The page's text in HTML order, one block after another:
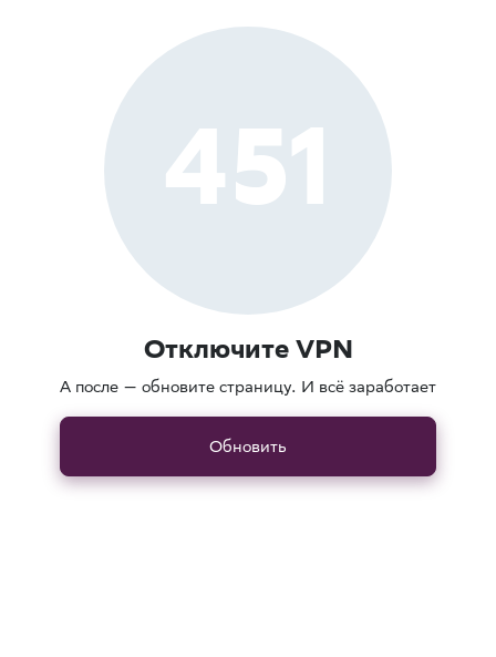
451
Отключите VPN
А после — обновите страницу. И всё заработает
Обновить